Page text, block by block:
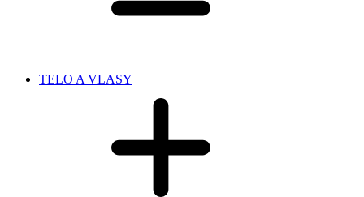
TELO A VLASY